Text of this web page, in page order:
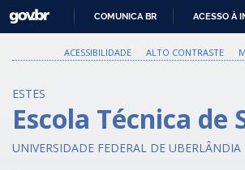
PARA
O
GOVBR
COMUNICA BR ACESSO À
ACESSIBILIDADE ALTO CONTRASTE
ESTES
Escola Técnica de
UNIVERSIDADE FEDERAL DE UBERLÂNDIA